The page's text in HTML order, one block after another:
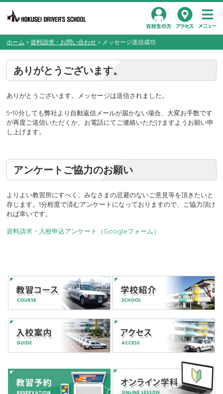
在校生の方アクセス
ホーム > 資料請求・お問い合わせ > メッセージ送信成功
ありがとうございます。
ありがとうございます。メッセージは送信されました。
5~10分しても弊社より自動返信メールが届かない場合、大変お手数です
が再度ご送信いただくか、お電話にてご連絡いただけますようお願い申
し上げます。
アンケートご協力のお願い
よりよい教習所にすべく、みなさまの忌避のないご意見等を頂きたいと
存じます。1分程度で済むアンケートになっておりますので、ご協力頂け
れば幸いです。
資料請求・入校申込アンケート（Googleフォーム）